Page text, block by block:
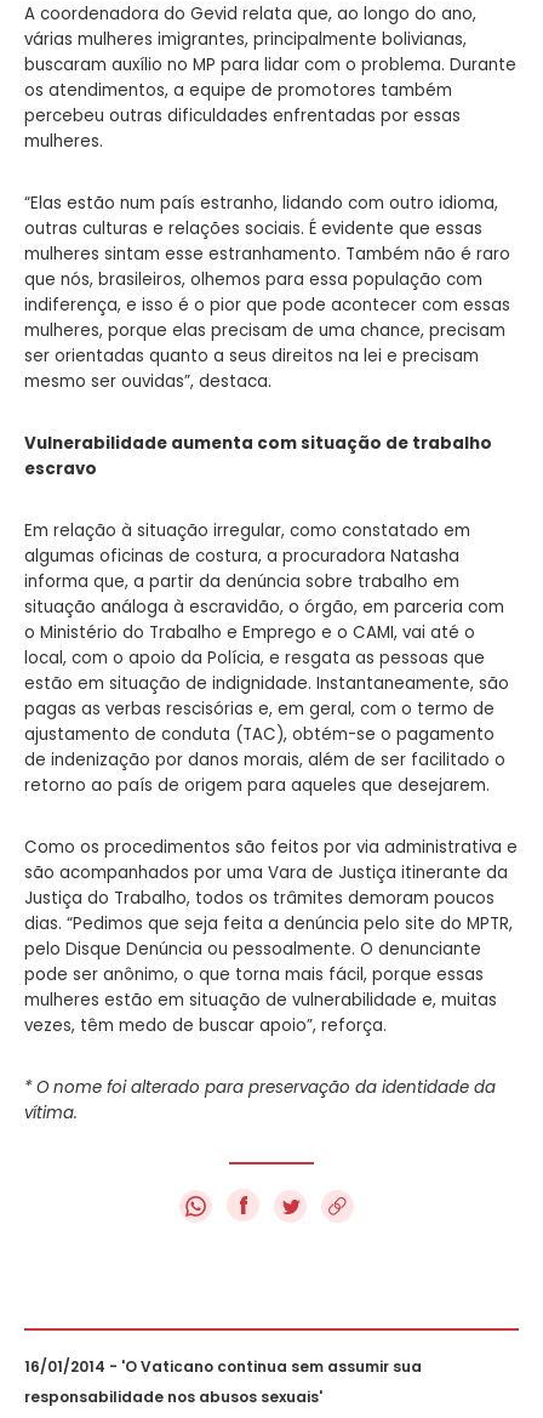
A coordenadora do Gevid relata que, ao longo do ano,
várias mulheres imigrantes, principalmente bolivianas,
buscaram auxílio no MP para lidar com o problema. Durante
os atendimentos, a equipe de promotores também
percebeu outras dificuldades enfrentadas por essas
mulheres.
“Elas estão num país estranho, lidando com outro idioma,
outras culturas e relações sociais. É evidente que essas
mulheres sintam esse estranhamento. Também não é raro
que nós, brasileiros, olhemos para essa população com
indiferença, e isso é o pior que pode acontecer com essas
mulheres, porque elas precisam de uma chance, precisam
ser orientadas quanto a seus direitos na lei e precisam
mesmo ser ouvidas”, destaca.
Vulnerabilidade aumenta com situação de trabalho
escravo
Em relação à situação irregular, como constatado em
algumas oficinas de costura, a procuradora Natasha
informa que, a partir da denúncia sobre trabalho em
situação análoga à escravidão, o órgão, em parceria com
o Ministério do Trabalho e Emprego e o CAMI, vai até o
local, com o apoio da Polícia, e resgata as pessoas que
estão em situação de indignidade. Instantaneamente, são
pagas as verbas rescisórias e, em geral, com o termo de
ajustamento de conduta (TAC), obtém-se o pagamento
de indenização por danos morais, além de ser facilitado o
retorno ao país de origem para aqueles que desejarem.
Como os procedimentos são feitos por via administrativa e
são acompanhados por uma Vara de Justiça itinerante da
Justiça do Trabalho, todos os trâmites demoram poucos
dias. “Pedimos que seja feita a denúncia pelo site do MPTR,
pelo Disque Denúncia ou pessoalmente. O denunciante
pode ser anônimo, o que torna mais fácil, porque essas
mulheres estão em situação de vulnerabilidade e, muitas
vezes, têm medo de buscar apoio”, reforça.
* O nome foi alterado para preservação da identidade da
vítima.
f
16/01/2014 - 'O Vaticano continua sem assumir sua
responsabilidade nos abusos sexuais'